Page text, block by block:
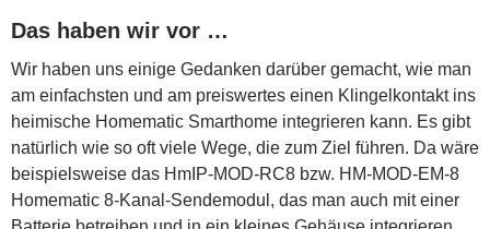
Das haben wir vor …
Wir haben uns einige Gedanken darüber gemacht, wie man
am einfachsten und am preiswertes einen Klingelkontakt ins
heimische Homematic Smarthome integrieren kann. Es gibt
natürlich wie so oft viele Wege, die zum Ziel führen. Da wäre
beispielsweise das HmIP-MOD-RC8 bzw. HM-MOD-EM-8
Homematic 8-Kanal-Sendemodul, das man auch mit einer